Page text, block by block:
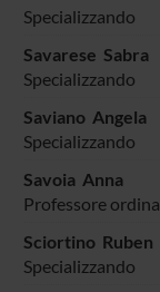
Specializzando
Savarese Sabra
Specializzando
Saviano Angela
Specializzando
Savoia Anna
Professore
Sciortino Ruben
Specializzando